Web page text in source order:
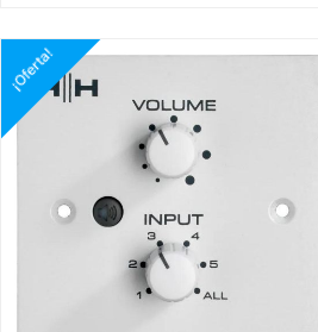
¡Oferta!